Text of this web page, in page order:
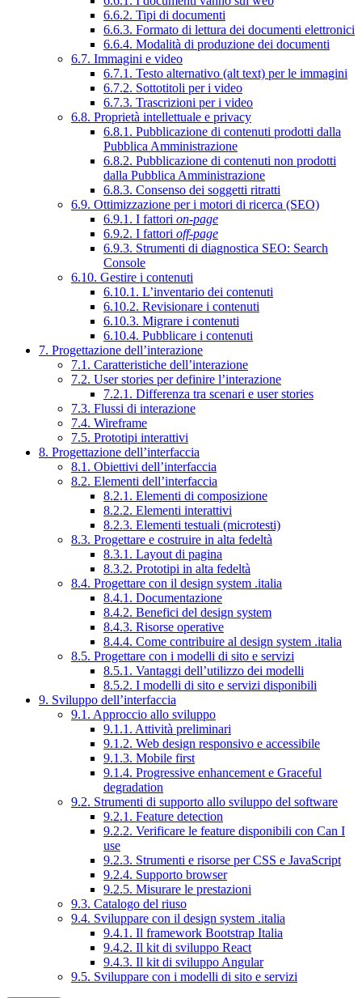
6.6.2. Tipi di documenti
6.6.3. Formato di lettura dei documenti elettronici
6.6.4. Modalità di produzione dei documenti
6.7. Immagini e video
6.7.1. Testo alternativo (alt text) per le immagini
6.7.2. Sottotitoli per i video
6.7.3. Trascrizioni per i video
6.8. Proprietà intellettuale e privacy
6.8.1. Pubblicazione di contenuti prodotti dalla
Pubblica Amministrazione
6.8.2. Pubblicazione di contenuti non prodotti
dalla Pubblica Amministrazione
6.8.3. Consenso dei soggetti ritratti
6.9. Ottimizzazione per i motori di ricerca (SEO)
6.9.1. I fattori on-page
6.9.2. I fattori off-page
6.9.3. Strumenti di diagnostica SEO: Search
Console
6.10. Gestire i contenuti
6.10.1. L’inventario dei contenuti
6.10.2. Revisionare i contenuti
6.10.3. Migrare i contenuti
6.10.4. Pubblicare i contenuti
7. Progettazione dell’interazione
7.1. Caratteristiche dell’interazione
7.2. User stories per definire l’interazione
7.2.1. Differenza tra scenari e user stories
7.3. Flussi di interazione
7.4. Wireframe
7.5. Prototipi interattivi
8. Progettazione dell’interfaccia
8.1. Obiettivi dell’interfaccia
8.2. Elementi dell’interfaccia
8.2.1. Elementi di composizione
8.2.2. Elementi interattivi
8.2.3. Elementi testuali (microtesti)
8.3. Progettare e costruire in alta fedeltà
8.3.1. Layout di pagina
8.3.2. Prototipi in alta fedeltà
8.4. Progettare con il design system .italia
8.4.1. Documentazione
8.4.2. Benefici del design system
8.4.3. Risorse operative
8.4.4. Come contribuire al design system .italia
8.5. Progettare con i modelli di sito e servizi
8.5.1. Vantaggi dell’utilizzo dei modelli
8.5.2. I modelli di sito e servizi disponibili
9. Sviluppo dell’interfaccia
9.1. Approccio allo sviluppo
9.1.1. Attività preliminari
9.1.2. Web design responsivo e accessibile
9.1.3. Mobile first
9.1.4. Progressive enhancement e Graceful
degradation
9.2. Strumenti di supporto allo sviluppo del software
9.2.1. Feature detection
9.2.2. Verificare le feature disponibili con Can I
use
9.2.3. Strumenti e risorse per CSS e JavaScript
9.2.4. Supporto browser
9.2.5. Misurare le prestazioni
9.3. Catalogo del riuso
9.4. Sviluppare con il design system .italia
9.4.1. Il framework Bootstrap Italia
9.4.2. Il kit di sviluppo React
9.4.3. Il kit di sviluppo Angular
9.5. Sviluppare con i modelli di sito e servizi